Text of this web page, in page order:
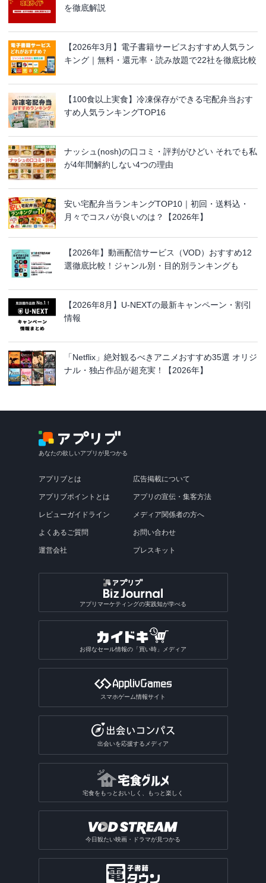
を徹底解説
【2026年3月】電子書籍サービスおすすめ人気ラン
キング｜無料・還元率・読み放題で22社を徹底比較
【100食以上実食】冷凍保存ができる宅配弁当おす
すめ人気ランキングTOP16
ナッシュ(nosh)の口コミ・評判がひどい それでも私
が4年間解約しない4つの理由
安い宅配弁当ランキングTOP10｜初回・送料込・
月々でコスパが良いのは？【2026年】
【2026年】動画配信サービス（VOD）おすすめ12
選徹底比較！ジャンル別・目的別ランキングも
【2026年8月】U-NEXTの最新キャンペーン・割引
情報
「Netflix」絶対観るべきアニメおすすめ35選 オリジ
ナル・独占作品が超充実！【2026年】
あなたの欲しいアプリが見つかる
アプリブとは
アプリブポイントとは
レビューガイドライン
よくあるご質問
運営会社
広告掲載について
アプリの宣伝・集客方法
メディア関係者の方へ
お問い合わせ
プレスキット
アプリマーケティングの実践知が学べる
お得なセール情報の「買い時」メディア
スマホゲーム情報サイト
出会いを応援するメディア
宅食をもっとおいしく、もっと楽しく
今日観たい映画・ドラマが見つかる